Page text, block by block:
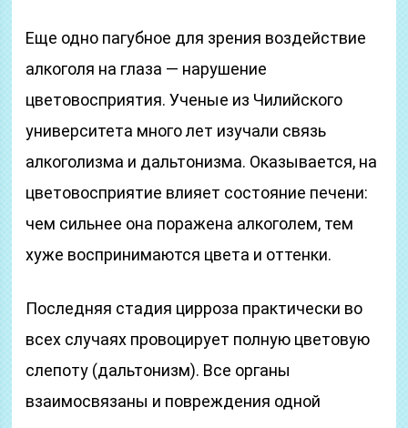
Еще одно пагубное для зрения воздействие
алкоголя на глаза — нарушение
цветовосприятия. Ученые из Чилийского
университета много лет изучали связь
алкоголизма и дальтонизма. Оказывается, на
цветовосприятие влияет состояние печени:
чем сильнее она поражена алкоголем, тем
хуже воспринимаются цвета и оттенки.
Последняя стадия цирроза практически во
всех случаях провоцирует полную цветовую
слепоту (дальтонизм). Все органы
взаимосвязаны и повреждения одной